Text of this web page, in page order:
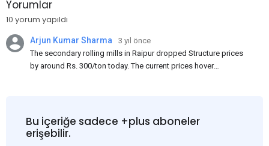
Yorumlar
10 yorum yapıldı
Arjun Kumar Sharma
3 yıl önce
The secondary rolling mills in Raipur dropped Structure prices
by around Rs. 300/ton today. The current prices hover
of a sluggish trend, mills had to lower their offers immediately
following yesterday's price hike.
Bu içeriğe sadece +plus aboneler
erişebilir.